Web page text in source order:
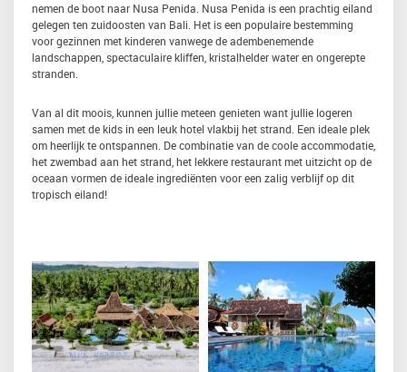
nemen de boot naar Nusa Penida. Nusa Penida is een prachtig eiland
gelegen ten zuidoosten van Bali. Het is een populaire bestemming
voor gezinnen met kinderen vanwege de adembenemende
landschappen, spectaculaire kliffen, kristalhelder water en ongerepte
stranden.
Van al dit moois, kunnen jullie meteen genieten want jullie logeren
samen met de kids in een leuk hotel vlakbij het strand. Een ideale plek
om heerlijk te ontspannen. De combinatie van de coole accommodatie,
het zwembad aan het strand, het lekkere restaurant met uitzicht op de
oceaan vormen de ideale ingrediënten voor een zalig verblijf op dit
tropisch eiland!